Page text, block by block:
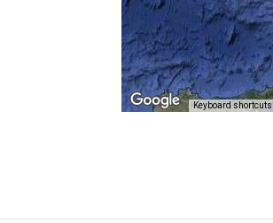
Keyboard shortcuts